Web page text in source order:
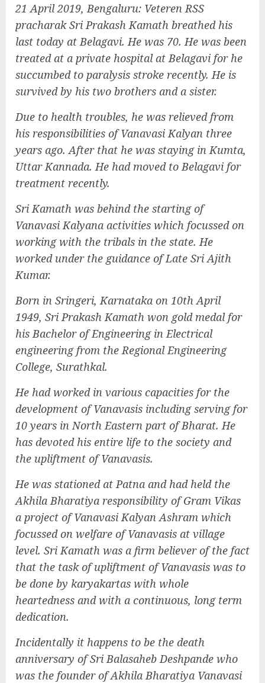
21 April 2019, Bengaluru: Veteren RSS
pracharak Sri Prakash Kamath breathed his
last today at Belagavi. He was 70. He was been
treated at a private hospital at Belagavi for he
succumbed to paralysis stroke recently. He is
survived by his two brothers and a sister.
Due to health troubles, he was relieved from
his responsibilities of Vanavasi Kalyan three
years ago. After that he was staying in Kumta,
Uttar Kannada. He had moved to Belagavi for
treatment recently.
Sri Kamath was behind the starting of
Vanavasi Kalyana activities which focussed on
working with the tribals in the state. He
worked under the guidance of Late Sri Ajith
Kumar.
Born in Sringeri, Karnataka on 10th April
1949, Sri Prakash Kamath won gold medal for
his Bachelor of Engineering in Electrical
engineering from the Regional Engineering
College, Surathkal.
He had worked in various capacities for the
development of Vanavasis including serving for
10 years in North Eastern part of Bharat. He
has devoted his entire life to the society and
the upliftment of Vanavasis.
He was stationed at Patna and had held the
Akhila Bharatiya responsibility of Gram Vikas
a project of Vanavasi Kalyan Ashram which
focussed on welfare of Vanavasis at village
level. Sri Kamath was a firm believer of the fact
that the task of upliftment of Vanavasis was to
be done by karyakartas with whole
heartedness and with a continuous, long term
dedication.
Incidentally it happens to be the death
anniversary of Sri Balasaheb Deshpande who
was the founder of Akhila Bharatiya Vanavasi